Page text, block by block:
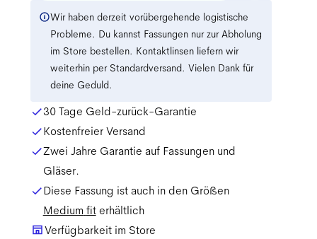
Wir haben derzeit vorübergehende logistische
Probleme. Du kannst Fassungen nur zur Abholung
im Store bestellen. Kontaktlinsen liefern wir
weiterhin per Standardversand. Vielen Dank für
deine Geduld.
30 Tage Geld-zurück-Garantie
Kostenfreier Versand
Zwei Jahre Garantie auf Fassungen und
Gläser.
Diese Fassung ist auch in den Größen
Medium fit erhältlich
Verfügbarkeit im Store